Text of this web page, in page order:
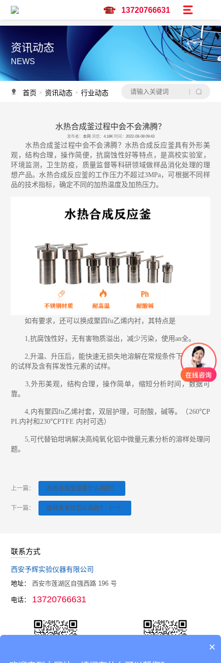
13720766631
资讯动态
NEWS
首页 > 资讯动态 > 行业动态
予辉实验仪器亮相广州保利世贸博览馆-CPHI & PMEC China主题巡展华
调速双层玻璃反应釜
低温冷却液循环泵怎么选？
水热合成釜过程中会不会沸腾？
反应釜生产设备厂家-予辉仪器
玻璃反应釜用途有哪些？
水热合成釜过程中会不会沸腾？
发布者： 本网 浏览： 4.18K 时间： 2022-09-08 09:43
水热合成釜过程中会不会沸腾？水热合成反应釜具有外形美
观，结构合理，操作简便，抗腐蚀性好等特点，是高校实验室，
环境监测，卫生防疫，质量监督等科研领域做样品消化处理的理
想产品。水热合成反应釜的工作压力不超过3MPa，可根据不同样
品的技术指标，确定不同的加热温度及加热压力。
如有要求，还可以换成聚四fu乙烯内衬，其特点是
1,抗腐蚀性好，无有害物质溢出，减少污染，使用an全。
2,升温、升压后，能快速无损失地溶解在常规条件下难以溶解
的试样及含有挥发性元素的试样。
3,外形美观，结构合理，操作简单，缩短分析时间，数据可
靠。
4,内有聚四fu乙烯衬套，双层护理，可耐酸，碱等。（260℃P
PL内衬和230℃PTFE 内衬可选）
5,可代替铂坩埚解决高纯氧化铝中微量元素分析的溶样处理问
题。
上一篇： 水热合成釜是做什么用的？
下一篇： 旋转蒸发仪怎么选购？（一）
联系方式
西安予辉实验仪器有限公司
地址： 西安市莲湖区自强西路 196 号
电话： 13720766631
×